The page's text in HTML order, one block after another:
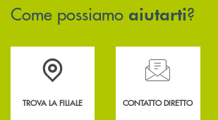
Come possiamo aiutarti?
Accedi all' elenco completo delle filiali .
TROVA LA FILIALE
Hai bisogno di
CONTATTO DIRETTO